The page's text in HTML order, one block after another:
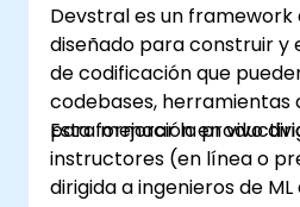
Devstral es un
diseñado para construir y
de codificación que
codebases, herramientas
para mejorar la
Esta formación en vivo
instructores (en línea o
dirigida a ingenieros de